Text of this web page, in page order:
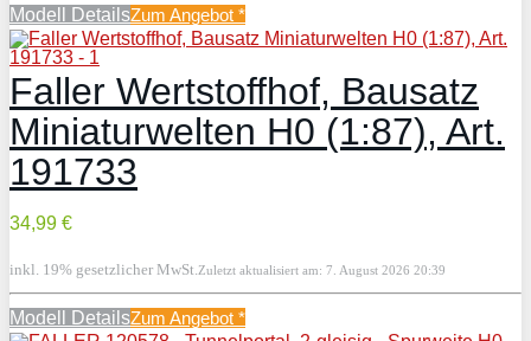
Modell DetailsZum Angebot *
Faller Wertstoffhof, Bausatz
Miniaturwelten H0 (1:87), Art.
191733
34,99 €
inkl. 19% gesetzlicher MwSt. Zuletzt aktualisiert am: 7. August 2026 20:39
Modell DetailsZum Angebot *